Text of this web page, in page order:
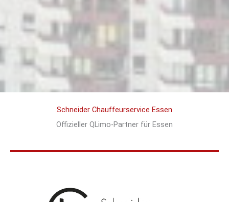
Schneider Chauffeurservice Essen
Offizieller QLimo-Partner für Essen